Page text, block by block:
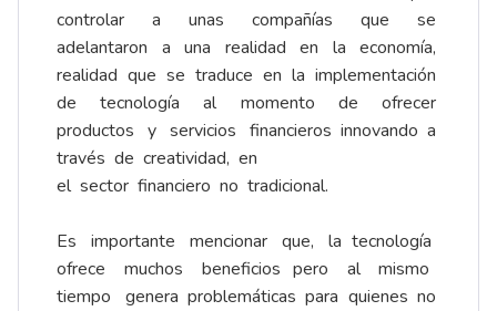
controlar a unas compañías que se
adelantaron a una realidad en la economía,
realidad que se traduce en la implementación
de tecnología al momento de ofrecer
productos y servicios financieros innovando a
través de creatividad, en
el sector financiero no tradicional.
Es importante mencionar que, la tecnología
ofrece muchos beneficios pero al mismo
tiempo genera problemáticas para quienes no